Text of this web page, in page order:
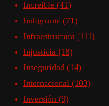
Increible (41)
Indignante (71)
Infraestructura (111)
Injusticia (18)
Inseguridad (14)
Internacional (103)
Inversión (9)